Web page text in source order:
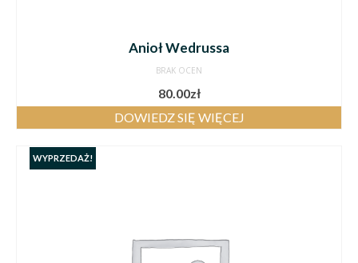
Anioł Wedrussa
BRAK OCEN
80.00zł
DOWIEDZ SIĘ WIĘCEJ
WYPRZEDAŻ!